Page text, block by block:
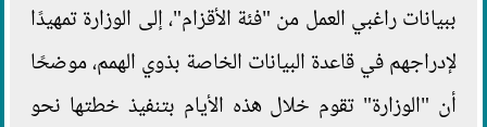
ببيانات راغبي العمل من "فئة الأقزام"، إلى الوزارة تمهيدًا
لإدراجهم في قاعدة البيانات الخاصة بذوي الهمم، موضحًا
أن "الوزارة" تقوم خلال هذه الأيام بتنفيذ خطتها نحو